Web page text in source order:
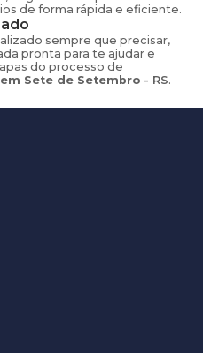
de forma rápida e eficiente.
sempre que precisar,
pronta para te ajudar e
do processo de
em Sete de Setembro - RS.